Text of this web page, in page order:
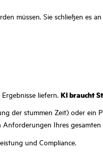
müssen. Sie schließen es
liefern. KI braucht
der stummen Zeit) oder ein
Ihres gesamten
und Compliance.